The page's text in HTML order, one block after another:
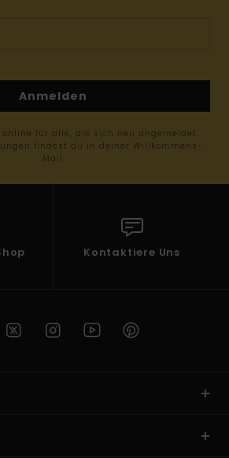
Anmelden
für alle, die sich neu angemeldet
findest du in deiner Willkommens-
Mail
Kontaktiere Uns